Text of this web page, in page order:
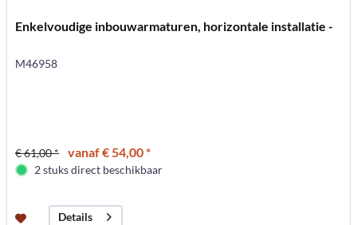
Enkelvoudige inbouwarmaturen, horizontale installatie -
M46958
€ 61,00 * vanaf € 54,00 *
2 stuks direct beschikbaar
Details